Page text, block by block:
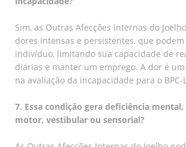
Sim, as Outras Afecções Internas do
dores intensas e persistentes, que
indivíduo, limitando sua capacidade de
diárias e manter um emprego. A dor é
na avaliação da incapacidade para o BPC-
7. Essa condição gera deficiência
motor, vestibular ou sensorial?